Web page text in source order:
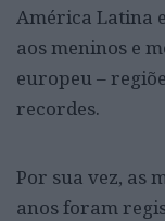
América Latina
aos meninos e
europeu –
recordes.
Por sua vez, as
anos foram